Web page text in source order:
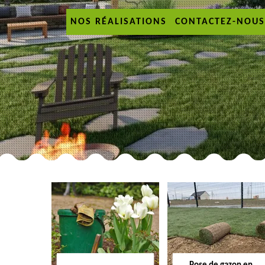
NOS RÉALISATIONS CONTACTEZ-